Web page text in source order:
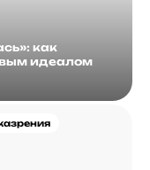
как
идеалом